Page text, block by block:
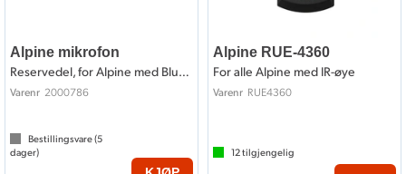
Alpine mikrofon
Reservedel, for Alpine med Bluetooth
Varenr 2000786
Bestillingsvare (5
dager)
Alpine RUE-4360
For alle Alpine med IR-øye
Varenr RUE4360
12tilgjengelig